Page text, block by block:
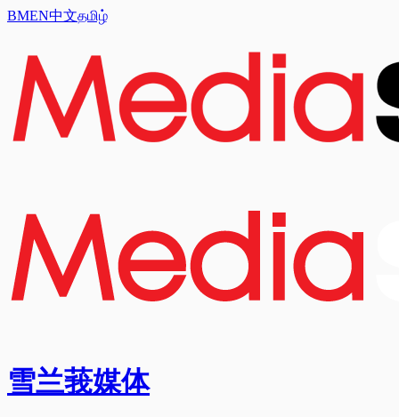
BMEN中文தமிழ்
雪兰莪媒体